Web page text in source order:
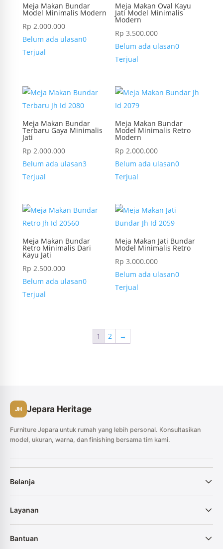
Meja Makan Bundar
Model Minimalis Modern
Rp 2.000.000
Belum ada ulasan0
Terjual
Meja Makan Oval Kayu
Jati Model Minimalis
Modern
Rp 3.500.000
Belum ada ulasan0
Terjual
Meja Makan Bundar
Terbaru Gaya Minimalis
Jati
Rp 2.000.000
Belum ada ulasan3
Terjual
Meja Makan Bundar
Model Minimalis Retro
Modern
Rp 2.000.000
Belum ada ulasan0
Terjual
Meja Makan Bundar
Retro Minimalis Dari
Kayu Jati
Rp 2.500.000
Belum ada ulasan0
Terjual
Meja Makan Jati Bundar
Model Minimalis Retro
Rp 3.000.000
Belum ada ulasan0
Terjual
1 2 →
JH Jepara Heritage
Furniture Jepara untuk rumah yang lebih personal. Konsultasikan
model, ukuran, warna, dan finishing bersama tim kami.
Belanja
Layanan
Bantuan